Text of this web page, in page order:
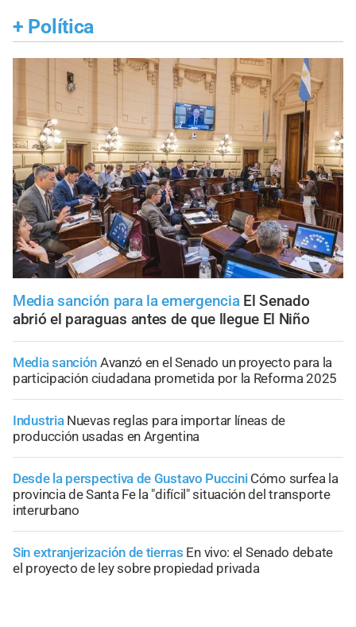
+ Política
Media sanción para la emergencia El Senado
abrió el paraguas antes de que llegue El Niño
Media sanción Avanzó en el Senado un proyecto para la
participación ciudadana prometida por la Reforma 2025
Industria Nuevas reglas para importar líneas de
producción usadas en Argentina
Desde la perspectiva de Gustavo Puccini Cómo surfea la
provincia de Santa Fe la "difícil" situación del transporte
interurbano
Sin extranjerización de tierras En vivo: el Senado debate
el proyecto de ley sobre propiedad privada